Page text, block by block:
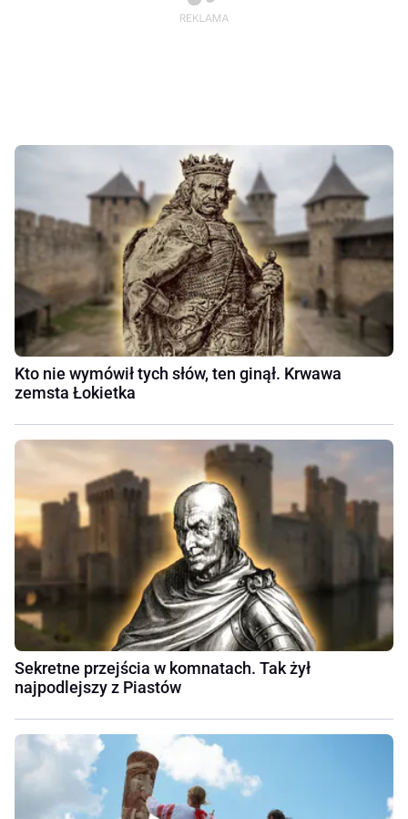
Kto nie wymówił tych słów, ten ginął. Krwawa
zemsta Łokietka
Sekretne przejścia w komnatach. Tak żył
najpodlejszy z Piastów